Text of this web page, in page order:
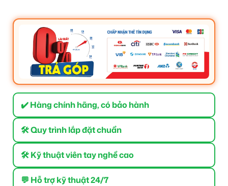
✔️ Hàng chính hãng, có bảo hành
🛠 Quy trình lắp đặt chuẩn
🛠 Kỹ thuật viên tay nghề cao
💬 Hỗ trợ kỹ thuật 24/7